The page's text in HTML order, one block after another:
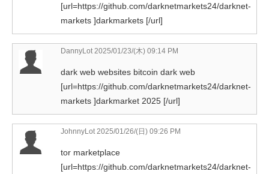
[url=https://github.com/darknetmarkets24/darknet-
markets ]darkmarkets [/url]
DannyLot2025/01/23/(木) 09:14 PM
dark web websites bitcoin dark web
[url=https://github.com/darknetmarkets24/darknet-
markets ]darkmarket 2025 [/url]
JohnnyLot2025/01/26/(日) 09:26 PM
tor marketplace
[url=https://github.com/darknetmarkets24/darknet-